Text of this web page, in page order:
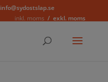
info@sydostslap.se
inkl. moms
exkl. moms